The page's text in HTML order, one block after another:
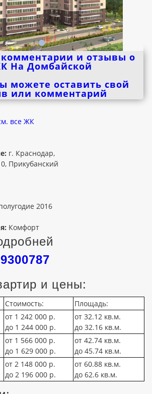
комментарии и отзывы о
На Домбайской
можете оставить свой
или комментарий
все ЖК
г. Краснодар,
Прикубанский
2016
Комфорт
и цены:
Стоимость:
Площадь:
от 1 242 000 р.
до 1 244 000 р.
от 32.12 кв.м.
до 32.16 кв.м.
от 1 566 000 р.
до 1 629 000 р.
от 42.74 кв.м.
до 45.74 кв.м.
от 2 148 000 р.
до 2 196 000 р.
от 60.88 кв.м.
до 62.6 кв.м.